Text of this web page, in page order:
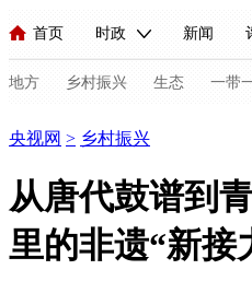
首页 时政 新闻
人民领袖习近平 联播+ 中国
直播 栏目大全 节目
海外频道 iPanda English
地方 乡村振兴 生态 一带
新闻 国内 国际 评
央视网 > 乡村振兴
从唐代鼓谱到
里的非遗“新接